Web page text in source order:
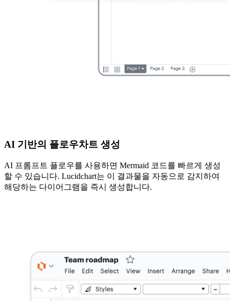
AI 기반의 플로우차트 생성
AI 프롬프트 플로우를 사용하면 Mermaid 코드를 빠르게 생성
할 수 있습니다. Lucidchart는 이 결과물을 자동으로 감지하여
해당하는 다이어그램을 즉시 생성합니다.